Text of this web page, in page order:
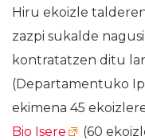
Hiru ekoizle
zazpi sukalde
kontratatzen ditu
(Departamentuko
ekimena 45
Bio Isere
(60